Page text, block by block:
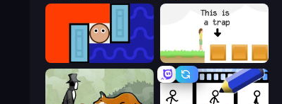
Lava and Aqua The Unfair Platformer